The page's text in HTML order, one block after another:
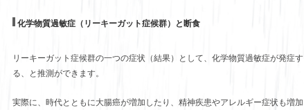
化学物質過敏症（リーキーガット症候群）と断食
リーキーガット症候群の一つの症状（結果）として、化学物質過敏症が発症す
る、と推測ができます。
実際に、時代とともに大腸癌が増加したり、精神疾患やアレルギー症状も増加